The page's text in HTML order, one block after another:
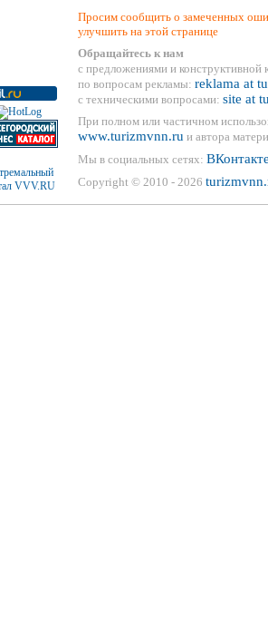
Просим сообщить о замеченных
улучшить на этой странице
Обращайтесь к нам
с предложениями и конструктивной
по вопросам рекламы: reklama at
с техническими вопросами: site at
При полном или частичном
www.turizmvnn.ru и автора
Мы в социальных сетях:
Copyright © 2010 - 2026